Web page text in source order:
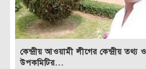
কেন্দ্রীয় আওয়ামী লীগের কেন্দ্রীয় তথ্য
উপকমিটির...